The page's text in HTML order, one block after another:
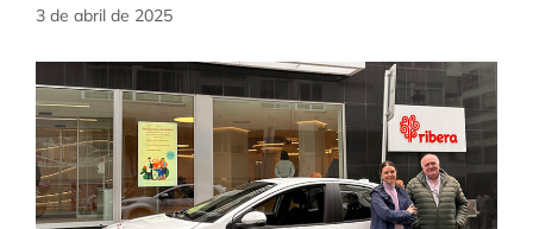
3 de abril de 2025